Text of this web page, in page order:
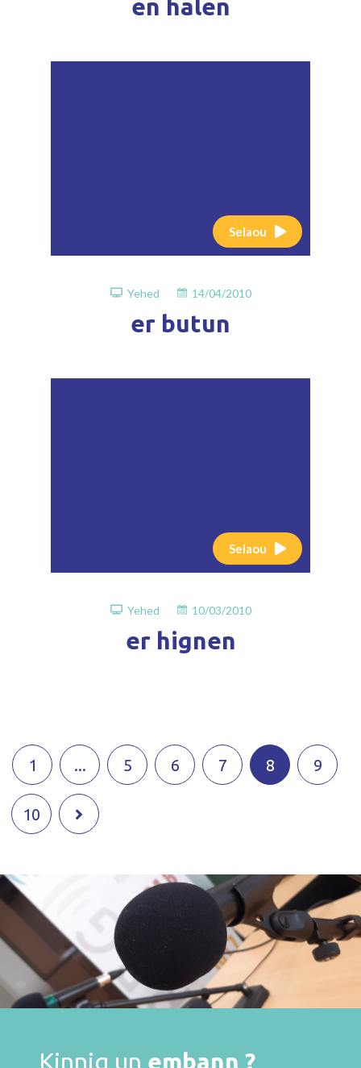
en halen
Selaou
Yehed 14/04/2010
er butun
Selaou
Yehed 10/03/2010
er hignen
1 ... 5 6 7 8 9
10
Kinnig un embann ?